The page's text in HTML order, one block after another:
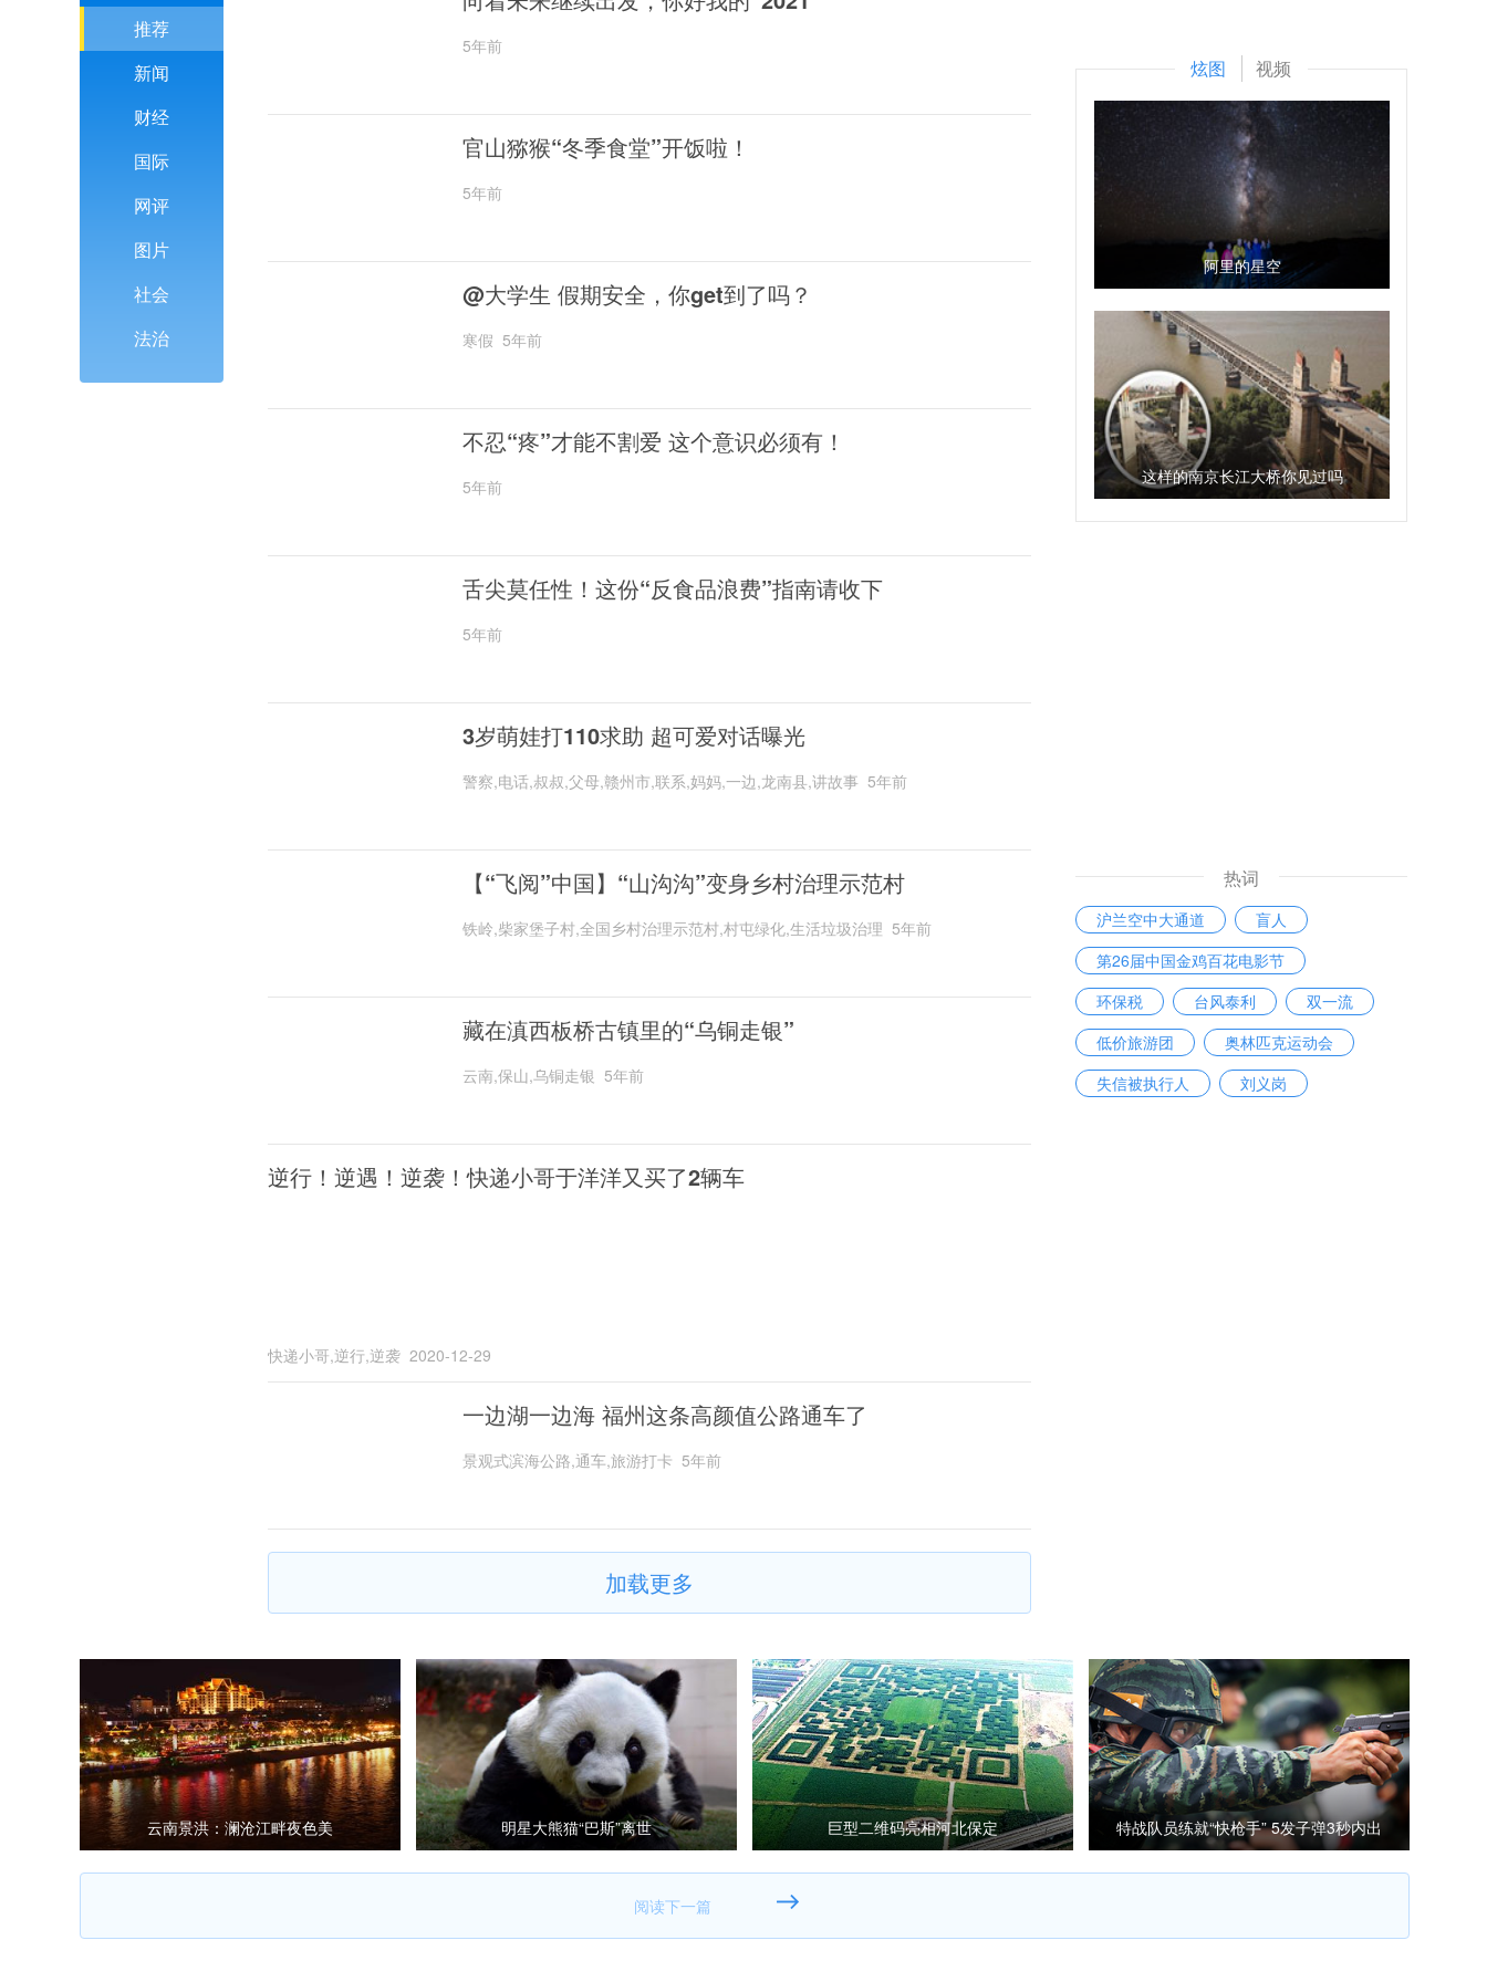
推荐
新闻
财经
国际
网评
图片
社会
法治
5年前
官山猕猴“冬季食堂”开饭啦！
5年前
@大学生 假期安全，你get到了吗？
寒假 5年前
不忍“疼”才能不割爱 这个意识必须有！
5年前
舌尖莫任性！这份“反食品浪费”指南请收下
5年前
3岁萌娃打110求助 超可爱对话曝光
警察,电话,叔叔,父母,赣州市,联系,妈妈,一边,龙南县,讲故事 5年前
【“飞阅”中国】“山沟沟”变身乡村治理示范村
铁岭,柴家堡子村,全国乡村治理示范村,村屯绿化,生活垃圾治理 5年前
藏在滇西板桥古镇里的“乌铜走银”
云南,保山,乌铜走银 5年前
逆行！逆遇！逆袭！快递小哥于洋洋又买了2辆车
快递小哥,逆行,逆袭 2020-12-29
一边湖一边海 福州这条高颜值公路通车了
景观式滨海公路,通车,旅游打卡 5年前
加载更多
炫图 视频
阿里的星空
这样的南京长江大桥你见过吗
热词
沪兰空中大通道
盲人
第26届中国金鸡百花电影节
环保税
台风泰利
双一流
低价旅游团
奥林匹克运动会
失信被执行人
刘义岗
云南景洪：澜沧江畔夜色美 明星大熊猫“巴斯”离世 巨型二维码亮相河北保定
特战队员练就“快枪手” 5发子弹3秒内出